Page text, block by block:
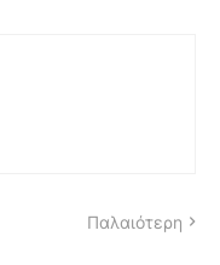
Παλαιότερη